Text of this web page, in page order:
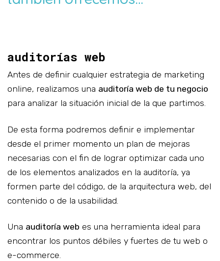
auditorías web
Antes de definir cualquier estrategia de marketing
online, realizamos una auditoría web de tu negocio
para analizar la situación inicial de la que partimos.
De esta forma podremos definir e implementar
desde el primer momento un plan de mejoras
necesarias con el fin de lograr optimizar cada uno
de los elementos analizados en la auditoría, ya
formen parte del código, de la arquitectura web, del
contenido o de la usabilidad.
Una auditoría web es una herramienta ideal para
encontrar los puntos débiles y fuertes de tu web o
e-commerce.